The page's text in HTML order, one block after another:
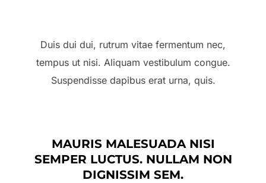
Duis dui dui, rutrum vitae fermentum nec,
tempus ut nisi. Aliquam vestibulum congue.
Suspendisse dapibus erat urna, quis.
MAURIS MALESUADA NISI
SEMPER LUCTUS. NULLAM NON
DIGNISSIM SEM.